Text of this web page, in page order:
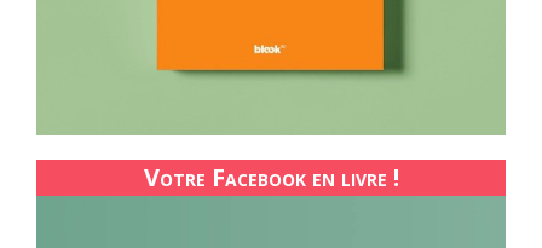
Votre Facebook en livre !